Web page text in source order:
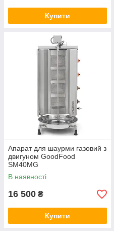
Купити
Апарат для шаурми газовий з
двигуном GoodFood
SM40MG
В наявності
16 500 ₴
Купити